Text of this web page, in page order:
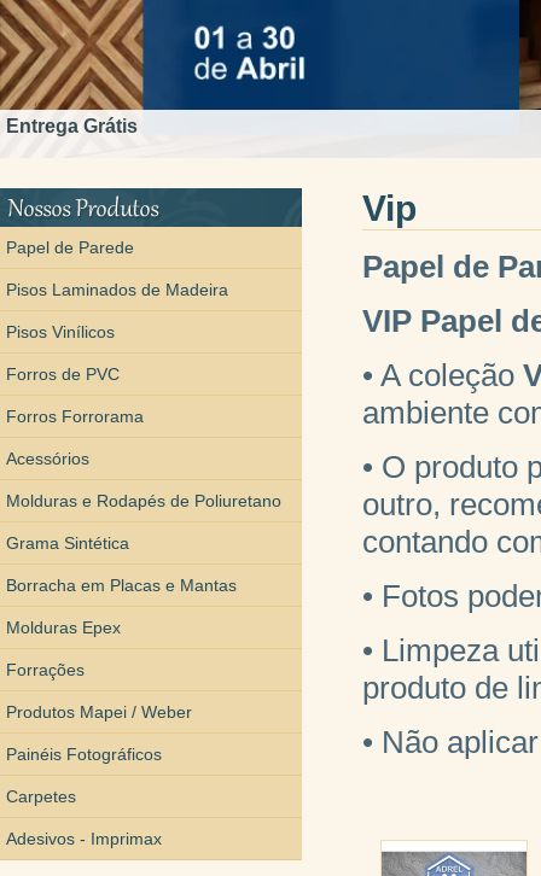
Entrega Grátis
Papel de Parede
Pisos Laminados de Madeira
Pisos Vinílicos
Forros de PVC
Forros Forrorama
Acessórios
Molduras e Rodapés de Poliuretano
Grama Sintética
Borracha em Placas e Mantas
Molduras Epex
Forrações
Produtos Mapei / Weber
Painéis Fotográficos
Carpetes
Adesivos - Imprimax
Vip
Papel de
VIP Papel
• A coleção
ambiente
• O produto
outro,
contando
• Fotos
• Limpeza
produto de
• Não